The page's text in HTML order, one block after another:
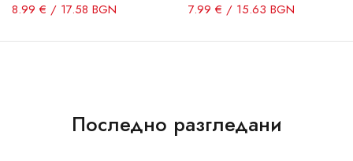
8.99 € / 17.58 BGN
7.99 € / 15.63 BGN
Последно разгледани